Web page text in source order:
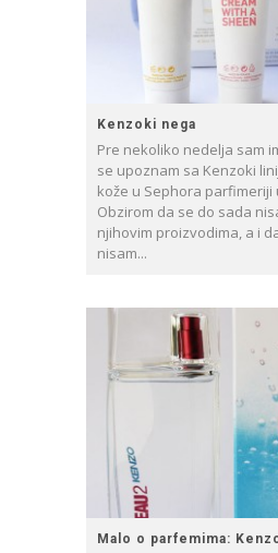
Kenzoki nega
Pre nekoliko nedelja sam
se upoznam sa Kenzoki
kože u Sephora parfimeriji
Obzirom da se do sada
njihovim proizvodima, a i
nisam...
Malo o parfemima: